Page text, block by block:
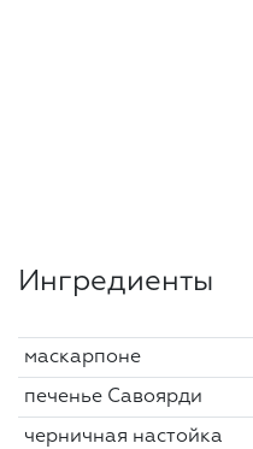
Ингредиенты
маскарпоне
печенье Савоярди
черничная настойка